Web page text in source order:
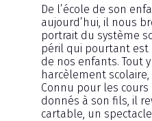
De l’école de son
aujourd’hui, il nous
portrait du système
péril qui pourtant
de nos enfants. Tout
harcèlement
Connu pour les
donnés à son fils, il
cartable, un